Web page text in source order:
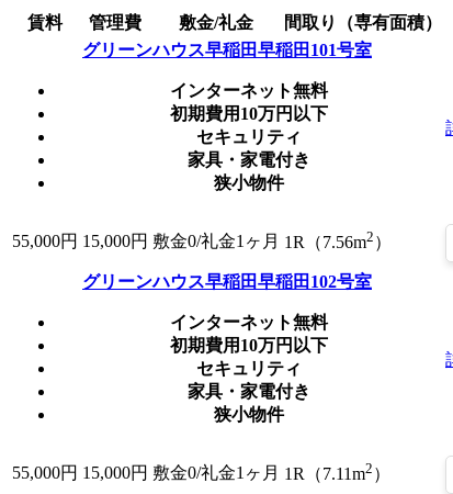
賃料 管理費 敷金/礼金
間取り（専有面積）
グリーンハウス早稲田早稲田101号室
インターネット無料
初期費用10万円以下
セキュリティ
家具・家電付き
狭小物件
55,000円 15,000円 敷金0/礼金1ヶ月 1R（7.56m2 ）
グリーンハウス早稲田早稲田102号室
インターネット無料
初期費用10万円以下
セキュリティ
家具・家電付き
狭小物件
55,000円 15,000円 敷金0/礼金1ヶ月 1R（7.11m2 ）